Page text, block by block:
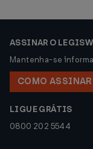
ASSINAR O
Mantenha-se
COMO ASSINAR
LIGUE GRÁTIS
0800 202 5544